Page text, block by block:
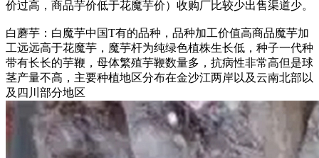
价过高，商品芋价低于花魔芋价）收购厂比较少出售渠道少。
白蘑芋：白魔芋中国T有的品种，品种加工价值高商品魔芋加
工远远高于花魔芋，魔芋杆为纯绿色植株生长低，种子一代种
带有长长的芋鞭，母体繁殖芋鞭数量多，抗病性非常高但是球
茎产量不高，主要种植地区分布在金沙江两岸以及云南北部以
及四川部分地区